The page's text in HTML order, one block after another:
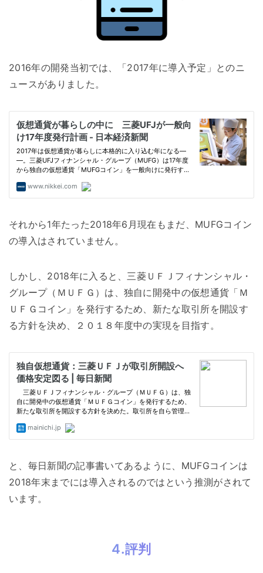
2016年の開発当初では、「2017年に導入予定」とのニ
ュースがありました。
それから1年たった2018年6月現在もまだ、MUFGコイン
の導入はされていません。
しかし、2018年に入ると、三菱ＵＦＪフィナンシャル・
グループ（ＭＵＦＧ）は、独自に開発中の仮想通貨「Ｍ
ＵＦＧコイン」を発行するため、新たな取引所を開設す
る方針を決め、２０１８年度中の実現を目指す。
と、毎日新聞の記事書いてあるように、MUFGコインは
2018年末までには導入されるのではという推測がされて
います。
4.評判